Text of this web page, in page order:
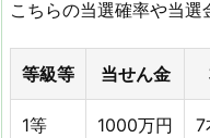
こちらの当選確率や当選
等級等 当せん金
1等 1000万円 7